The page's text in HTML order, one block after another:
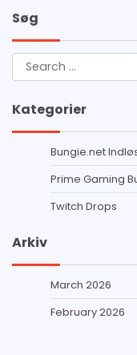
Søg
Search
for:
Kategorier
Bungie.net
Prime Gaming
Twitch Drops
Arkiv
March 2026
February 2026